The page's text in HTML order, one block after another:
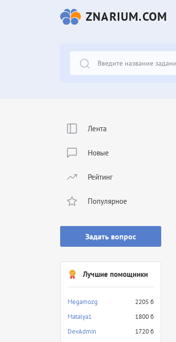
ZNARIUM.COM
Лента
Новые
Рейтинг
Популярное
Задать вопрос
Лучшие помощники
Megamozg
2205 б
Matalya1
1800 б
DevAdmin
1720 б